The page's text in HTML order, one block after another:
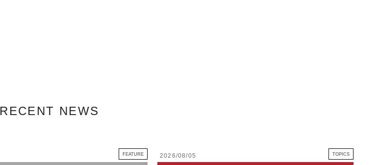
RECENT NEWS
FEATURE 2026/08/05 TOPICS